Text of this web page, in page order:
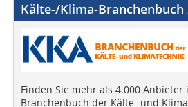
Kälte-/Klima-Branchenbuch
Finden Sie mehr als 4.000 Anbieter
Branchenbuch der Kälte- und